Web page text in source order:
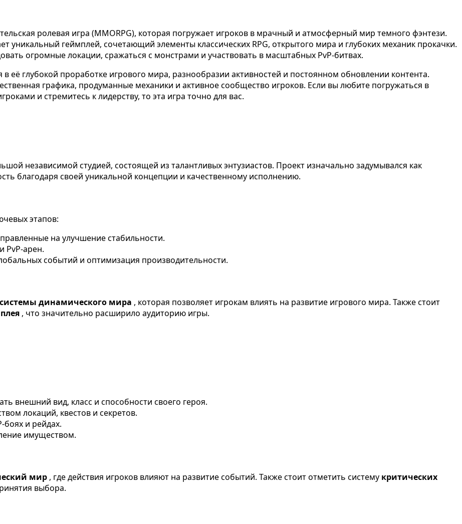
ролевая игра (MMORPG), которая погружает игроков в мрачный и атмосферный мир темного фэнтези.
уникальный геймплей, сочетающий элементы классических RPG, открытого мира и глубоких механик прокачки.
огромные локации, сражаться с монстрами и участвовать в масштабных PvP-битвах.
в её глубокой проработке игрового мира, разнообразии активностей и постоянном обновлении контента.
графика, продуманные механики и активное сообщество игроков. Если вы любите погружаться в
и стремитесь к лидерству, то эта игра точно для вас.
независимой студией, состоящей из талантливых энтузиастов. Проект изначально задумывался как
благодаря своей уникальной концепции и качественному исполнению.
этапов:
на улучшение стабильности.
PvP-арен.
событий и оптимизация производительности.
системы динамического мира , которая позволяет игрокам влиять на развитие игрового мира. Также стоит
, что значительно расширило аудиторию игры.
внешний вид, класс и способности своего героя.
локаций, квестов и секретов.
боях и рейдах.
имуществом.
мир , где действия игроков влияют на развитие событий. Также стоит отметить систему критических
выбора.